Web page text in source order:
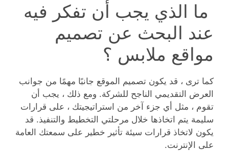
ما الذي يجب أن تفكر فيه
عند البحث عن تصميم
مواقع ملابس ؟
كما ترى ، قد يكون تصميم الموقع جانبًا مهمًا من جوانب
العرض التقديمي الناجح للشركة. ومع ذلك ، يجب أن
تقوم ، مثل أي جزء آخر من استراتيجيتك ، على قرارات
سليمة يتم اتخاذها خلال مرحلتي التخطيط والتنفيذ. قد
يكون لاتخاذ قرارات سيئة تأثير خطير على سمعتك العامة
على الإنترنت.